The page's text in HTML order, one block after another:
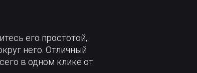
его простотой,
него. Отличный
в одном клике от